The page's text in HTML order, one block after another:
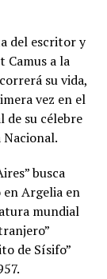
del escritor y
a la
su vida,
vez en el
su célebre
Nacional.
busca
Argelia en
mundial
de Sísifo”